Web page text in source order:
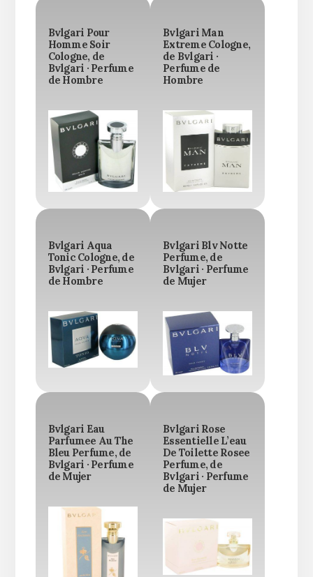
Bvlgari Pour
Homme Soir
Cologne, de
Bvlgari · Perfume
de Hombre
Bvlgari Man
Extreme Cologne,
de Bvlgari ·
Perfume de
Hombre
Bvlgari Aqua
Tonic Cologne, de
Bvlgari · Perfume
de Hombre
Bvlgari Blv Notte
Perfume, de
Bvlgari · Perfume
de Mujer
Bvlgari Eau
Parfumee Au The
Bleu Perfume, de
Bvlgari · Perfume
de Mujer
Bvlgari Rose
Essentielle L’eau
De Toilette Rosee
Perfume, de
Bvlgari · Perfume
de Mujer